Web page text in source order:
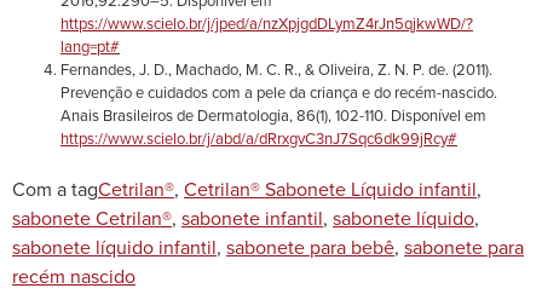
https://www.scielo.br/j/jped/a/nzXpjgdDLymZ4rJn5qjkwWD/?
lang=pt#
Fernandes, J. D., Machado, M. C. R., & Oliveira, Z. N. P. de. (2011).
Prevenção e cuidados com a pele da criança e do recém-nascido.
Anais Brasileiros de Dermatologia, 86(1), 102-110. Disponível em
https://www.scielo.br/j/abd/a/dRrxgvC3nJ7Sqc6dk99jRcy#
Com a tagCetrilan®, Cetrilan® Sabonete Líquido infantil,
sabonete Cetrilan®, sabonete infantil, sabonete líquido,
sabonete líquido infantil, sabonete para bebê, sabonete para
recém nascido